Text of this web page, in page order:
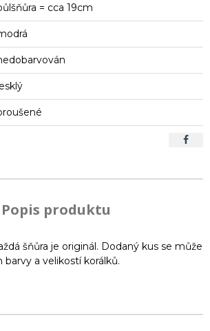
= cca 19cm
Popis produktu
šňůra je originál. Dodaný kus se může
a velikostí korálků.